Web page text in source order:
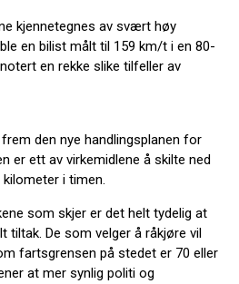
kjennetegnes av svært høy
en bilist målt til 159 km/t i en 80-
en rekke slike tilfeller av
den nye handlingsplanen for
er ett av virkemidlene å skilte ned
i timen.
som skjer er det helt tydelig at
tiltak. De som velger å råkjøre vil
fartsgrensen på stedet er 70 eller
at mer synlig politi og